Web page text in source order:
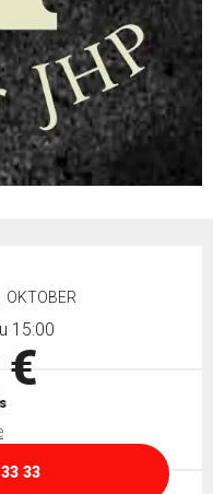
OKTOBER
15:00
33